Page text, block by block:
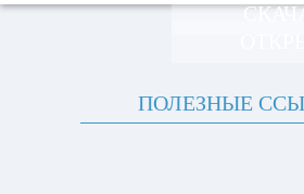
ПОЛЕЗНЫЕ